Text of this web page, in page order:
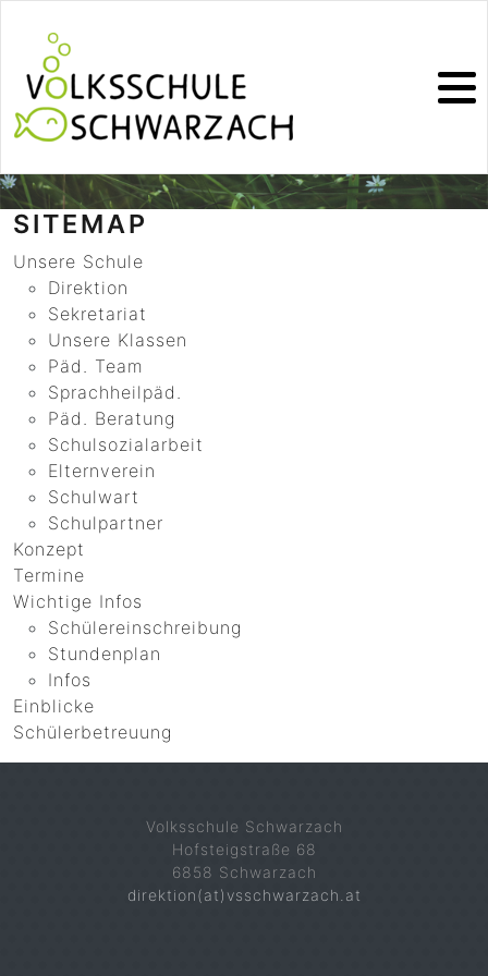
SITEMAP
Unsere Schule
Direktion
Sekretariat
Unsere Klassen
Päd. Team
Sprachheilpäd.
Päd. Beratung
Schulsozialarbeit
Elternverein
Schulwart
Schulpartner
Konzept
Termine
Wichtige Infos
Schülereinschreibung
Stundenplan
Infos
Einblicke
Schülerbetreuung
Volksschule Schwarzach
Hofsteigstraße 68
6858 Schwarzach
direktion(at)vsschwarzach.at